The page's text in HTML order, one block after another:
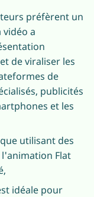
préfèrent un
a
de viraliser les
de
publicités
et les
utilisant des
Flat
idéale pour